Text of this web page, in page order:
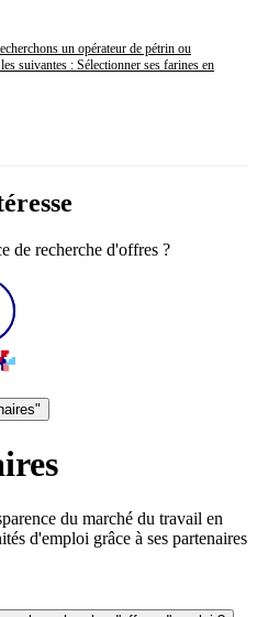
un opérateur de pétrin ou
suivantes : Sélectionner ses farines en
de recherche d'offres ?
du marché du travail en
d'emploi grâce à ses partenaires